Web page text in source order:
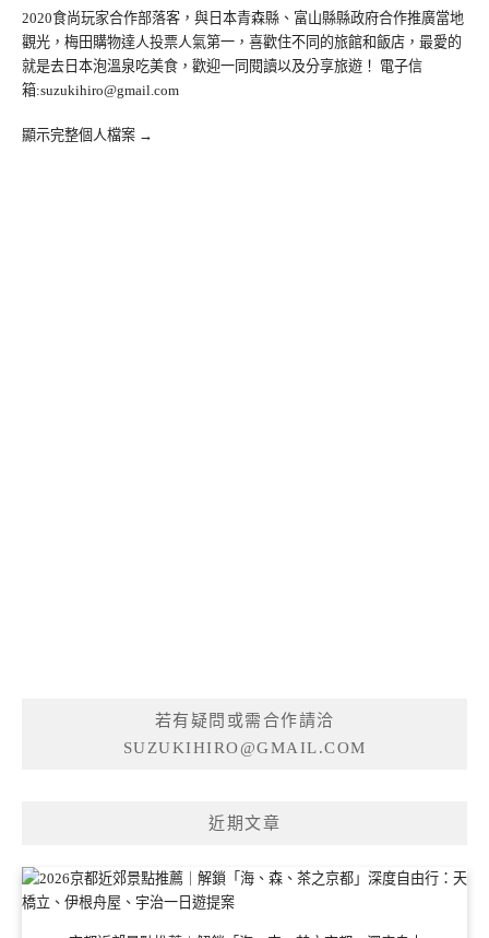
2020食尚玩家合作部落客，與日本青森縣、富山縣縣政府合作推廣當地
觀光，梅田購物達人投票人氣第一，喜歡住不同的旅館和飯店，最愛的
就是去日本泡溫泉吃美食，歡迎一同閱讀以及分享旅遊！ 電子信
箱:suzukihiro@gmail.com
顯示完整個人檔案 →
若有疑問或需合作請洽
SUZUKIHIRO@GMAIL.COM
近期文章